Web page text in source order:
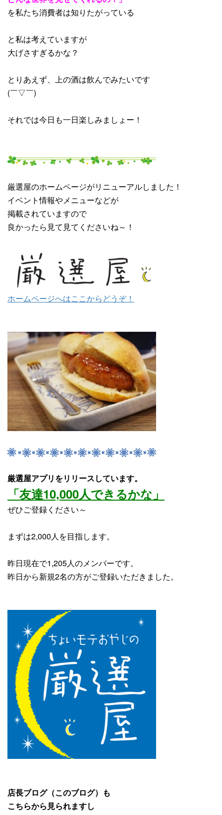
を私たち消費者は知りたがっている
と私は考えていますが
大げさすぎるかな？
とりあえず、上の酒は飲んでみたいです
(￣▽￣)
それでは今日も一日楽しみましょー！
厳選屋のホームページがリニューアルしました！
イベント情報やメニューなどが
掲載されていますので
良かったら見て見てくださいね～！
ホームページへはここからどうぞ！
厳選屋アプリをリリースしています。
「友達10,000人できるかな」
ぜひご登録ください～
まずは2,000人を目指します。
昨日現在で1,205人のメンバーです。
昨日から新規2名の方がご登録いただきました。
店長ブログ（このブログ）も
こちらから見られますし